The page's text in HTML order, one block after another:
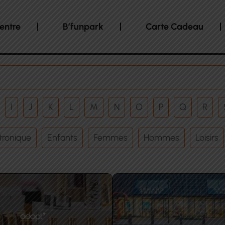
B’funpark Carte Cadeau
J K L M N O P Q R
Enfants Femmes Hommes Loisirs